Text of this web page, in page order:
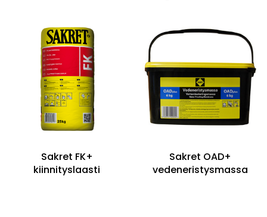
Sakret FK+
kiinnityslaasti
Sakret OAD+
vedeneristysmassa